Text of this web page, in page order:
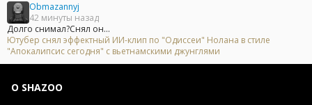
Obmazannyj
42 минуты назад
Долго снимал?Снял он...
Ютубер снял эффектный ИИ-клип по "Одиссеи" Нолана в стиле
"Апокалипсис сегодня" с вьетнамскими джунглями
О SHAZOO